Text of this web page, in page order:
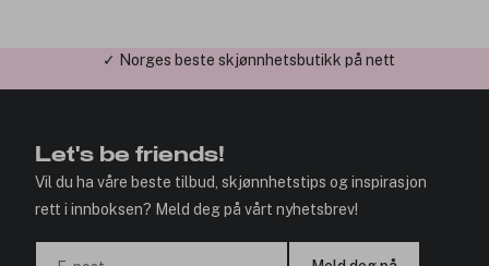
✓ Årets Nettbutikk 2026 og 2025
Let's be friends!
Vil du ha våre beste tilbud, skjønnhetstips og inspirasjon
rett i innboksen? Meld deg på vårt nyhetsbrev!